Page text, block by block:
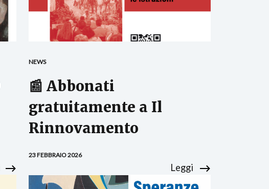
NEWS
📰 Abbonati
gratuitamente a Il
Rinnovamento
23 FEBBRAIO 2026
Leggi